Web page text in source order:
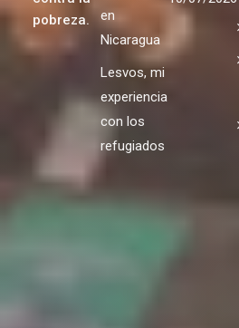
global de
expresión y
de opinión
en
Nicaragua
experiencia
refugiados
migratoria
10/07/2026